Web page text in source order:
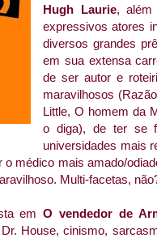
Hugh Laurie, além
expressivos atores
diversos grandes
em sua extensa
de ser autor e
maravilhosos
Little, O homem da
o diga), de ter se
universidades mais
o médico mais amado/
Multi-facetas,
em O vendedor de
House, cinismo,